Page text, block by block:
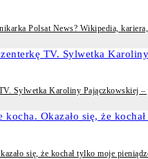
Polsat News? Wikipedia,
Sylwetka Karoliny Pajączkowskiej
się, że kochał tylko moje